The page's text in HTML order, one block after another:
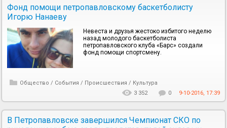
Фонд помощи петропавловскому баскетболисту
Игорю Нанаеву
Невеста и друзья жестоко избитого неделю
назад молодого баскетболиста
петропавловского клуба «Барс» создали
фонд помощи спортсмену.
Общество / События / Происшествия / Культура
3 352
0 9-10-2016, 17:39
В Петропавловске завершился Чемпионат СКО по